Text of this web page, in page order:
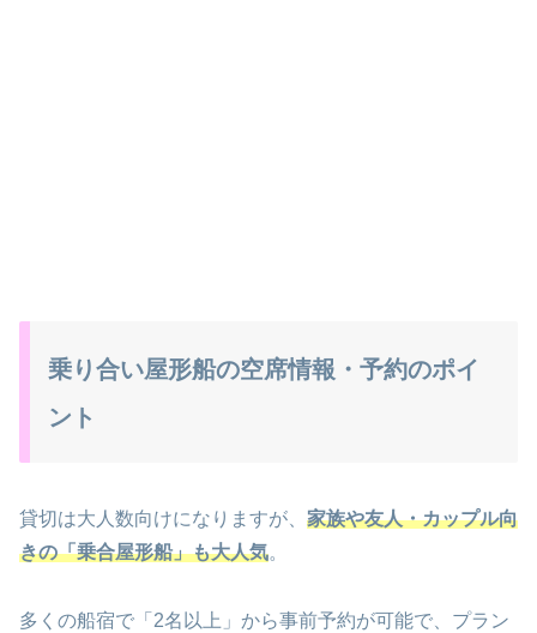
乗り合い屋形船の空席情報・予約のポイ
ント
貸切は大人数向けになりますが、 家族や友人・カップル向
きの「乗合屋形船」も大人気。
多くの船宿で「2名以上」から事前予約が可能で、プラン